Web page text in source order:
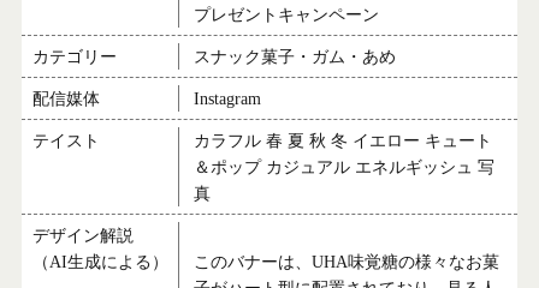
プレゼントキャンペーン
カテゴリー スナック菓子・ガム・あめ
配信媒体 Instagram
テイスト
カラフル 春 夏 秋 冬 イエロー キュート
＆ポップ カジュアル エネルギッシュ 写
真
デザイン解説
（AI生成による）
このバナーは、UHA味覚糖の様々なお菓